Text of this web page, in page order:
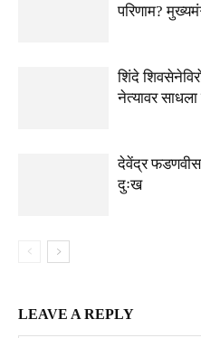
परिणाम?
शिंदे
नेत्यावर साधला
देवेंद्र
दुःख
LEAVE A REPLY